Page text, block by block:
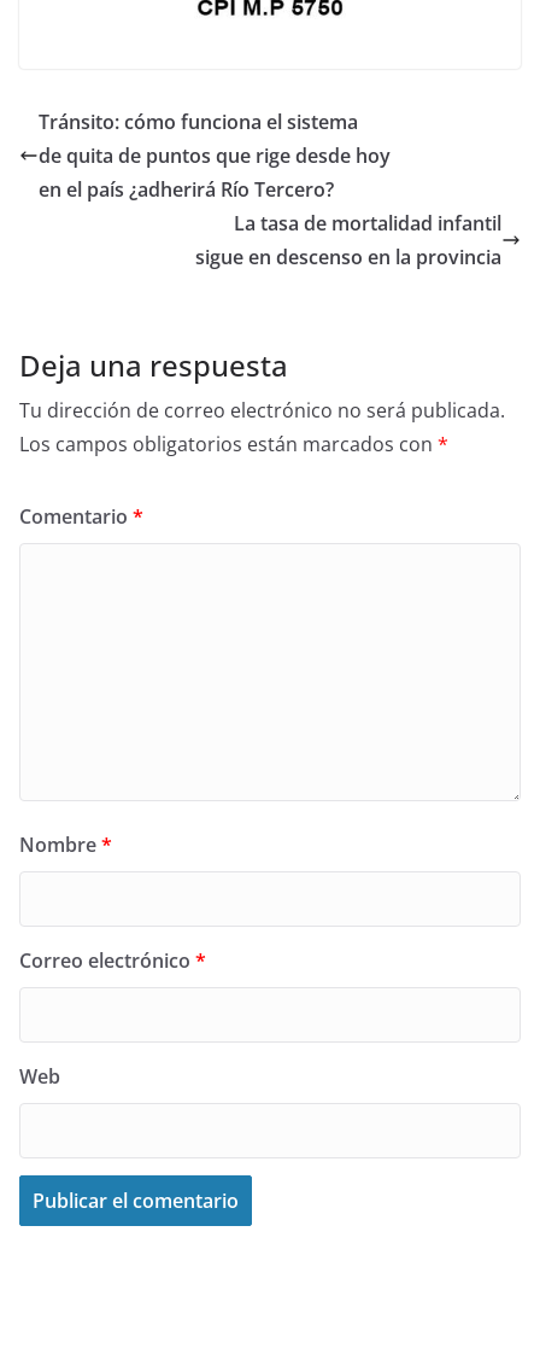
Tránsito: cómo funciona el sistema
de quita de puntos que rige desde hoy
en el país ¿adherirá Río Tercero?
La tasa de mortalidad infantil
sigue en descenso en la provincia
Deja una respuesta
Tu dirección de correo electrónico no será publicada.
Los campos obligatorios están marcados con *
Comentario *
Nombre*
Correo electrónico *
Web